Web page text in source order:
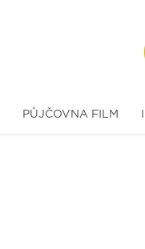
PŮJČOVNA FILM